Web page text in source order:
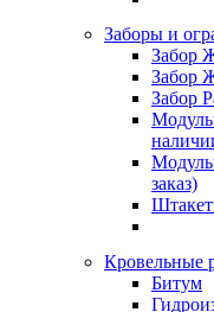
Заборы и
Забор
Забор
Забор
заказ)
Кровельные
Битум